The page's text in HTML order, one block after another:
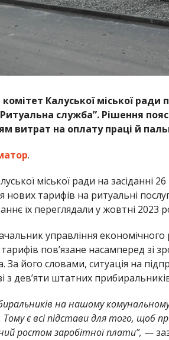
Калуської міської
служба”. Рішення
витрат на оплату праці й
.
міської ради на засіданні
нових тарифів на ритуальні
їх переглядали у жовтні 2023
управління економічного
пов’язане насамперед зі
За його словами, ситуація на
з дев’яти штатних
на нашому
Тому є всі підстави для того,
ростом заробітної плати”, —